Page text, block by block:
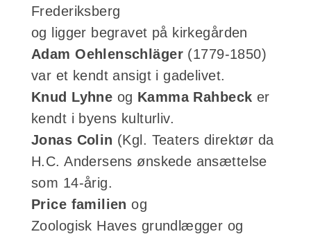
Frederiksberg
og ligger begravet på kirkegården
Adam Oehlenschläger(1779-1850)
var et kendt ansigt i gadelivet.
Knud Lyhne og Kamma Rahbeck er
kendt i byens kulturliv.
Jonas Colin (Kgl. Teaters direktør da
H.C. Andersens ønskede ansættelse
som 14-årig.
Price familien og
Zoologisk Haves grundlægger og